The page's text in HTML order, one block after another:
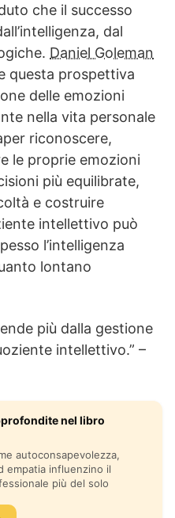
che il successo
dal
Daniel Goleman
questa prospettiva
delle emozioni
nella vita personale
riconoscere,
le proprie emozioni
più equilibrate,
e costruire
intellettivo può
l’intelligenza
lontano
più dalla gestione
intellettivo.” –
nel libro
autoconsapevolezza,
empatia influenzino il
più del solo